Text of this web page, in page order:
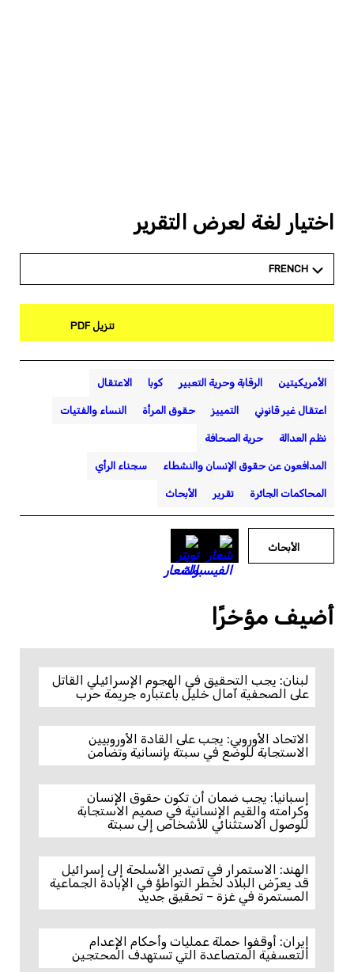
اختيار لغة لعرض التقرير
FRENCH
تنزيل PDF
الأمريكيتين الرقابة وحرية التعبير كوبا الاعتقال
اعتقال غير قانوني التمييز حقوق المرأة النساء والفتيات
نظم العدالة حرية الصحافة
المدافعون عن حقوق الإنسان والنشطاء سجناء الرأي
المحاكمات الجائرة تقرير الأبحاث
الأبحاث
أضيف مؤخرًا
لبنان: يجب التحقيق في الهجوم الإسرائيلي القاتل
على الصحفية آمال خليل باعتباره جريمة حرب
الاتحاد الأوروبي: يجب على القادة الأوروبيين
الاستجابة للوضع في سبتة بإنسانية وتضامن
إسبانيا: يجب ضمان أن تكون حقوق الإنسان
وكرامته والقيم الإنسانية في صميم الاستجابة
للوصول الاستثنائي للأشخاص إلى سبتة
الهند: الاستمرار في تصدير الأسلحة إلى إسرائيل
قد يعرّض البلاد لخطر التواطؤ في الإبادة الجماعية
المستمرة في غزة – تحقيق جديد
إيران: أوقفوا حملة عمليات وأحكام الإعدام
التعسفية المتصاعدة التي تستهدف المحتجين